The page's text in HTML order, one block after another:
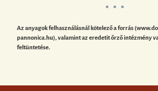
Az anyagok felhasználásnál kötelező a forrás
pannonica.hu), valamint az eredetit őrző intézmény
feltüntetése.